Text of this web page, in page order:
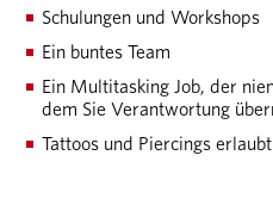
Schulungen und Workshops
Ein buntes Team
Ein Multitasking Job, der
dem Sie Verantwortung
Tattoos und Piercings erlaubt